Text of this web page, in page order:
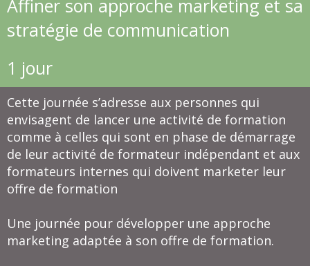
Affiner son approche marketing et sa
stratégie de communication
1 jour
Cette journée s’adresse aux personnes qui
envisagent de lancer une activité de formation
comme à celles qui sont en phase de démarrage
de leur activité de formateur indépendant et aux
formateurs internes qui doivent marketer leur
offre de formation
Une journée pour développer une approche
marketing adaptée à son offre de formation.